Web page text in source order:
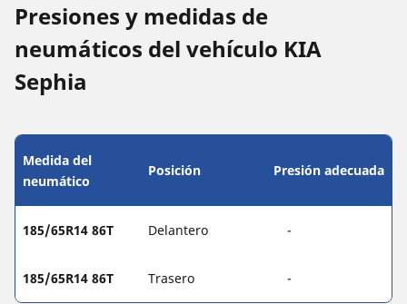
Presiones y medidas de
neumáticos del vehículo KIA
Sephia
Medida del
neumático
Posición Presión adecuada
185/65R14 86T Delantero -
185/65R14 86T Trasero -